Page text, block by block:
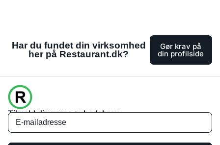
Har du fundet din virksomhed
her på Restaurant.dk?
Gør krav på
din profilside
Tilmeld dig vores nyhedsbrev